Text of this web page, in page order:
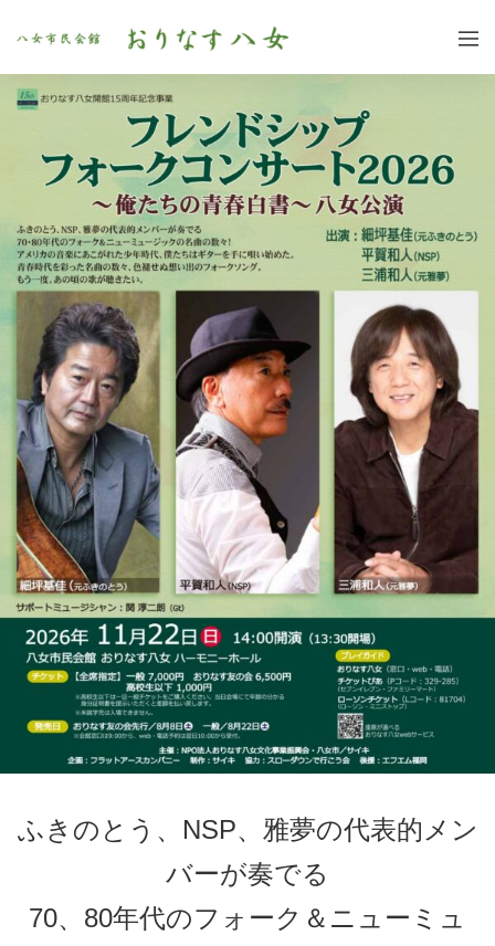
ふきのとう、NSP、雅夢の代表的メン
バーが奏でる
70、80年代のフォーク＆ニューミュ